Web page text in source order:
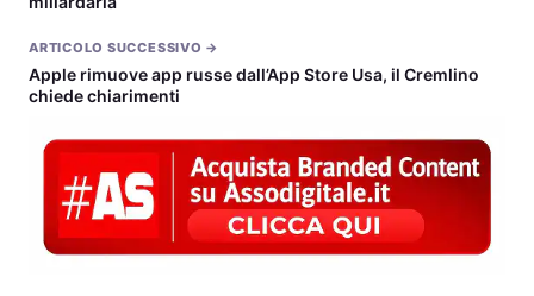
ARTICOLO SUCCESSIVO →
Apple rimuove app russe dall’App Store Usa, il Cremlino
chiede chiarimenti